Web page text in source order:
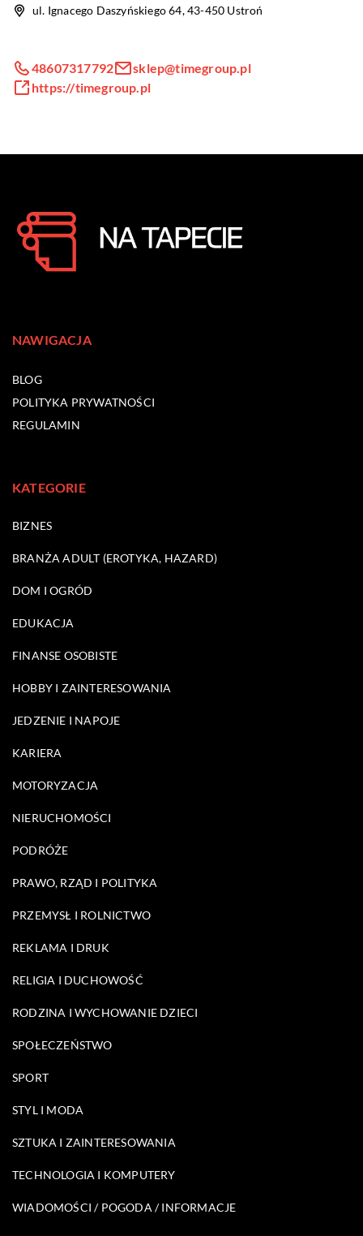
ul. Ignacego Daszyńskiego 64, 43-450 Ustroń
48607317792
sklep@timegroup.pl
https://timegroup.pl
NAWIGACJA
BLOG
POLITYKA PRYWATNOŚCI
REGULAMIN
KATEGORIE
BIZNES
BRANŻA ADULT (EROTYKA, HAZARD)
DOM I OGRÓD
EDUKACJA
FINANSE OSOBISTE
HOBBY I ZAINTERESOWANIA
JEDZENIE I NAPOJE
KARIERA
MOTORYZACJA
NIERUCHOMOŚCI
PODRÓŻE
PRAWO, RZĄD I POLITYKA
PRZEMYSŁ I ROLNICTWO
REKLAMA I DRUK
RELIGIA I DUCHOWOŚĆ
RODZINA I WYCHOWANIE DZIECI
SPOŁECZEŃSTWO
SPORT
STYL I MODA
SZTUKA I ZAINTERESOWANIA
TECHNOLOGIA I KOMPUTERY
WIADOMOŚCI / POGODA / INFORMACJE